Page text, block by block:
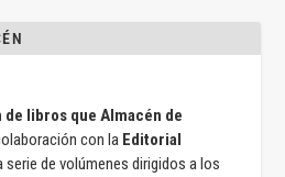
libros que Almacén de
con la Editorial
serie de volúmenes dirigidos a los